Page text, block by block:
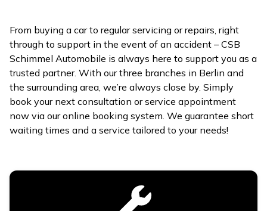
From buying a car to regular servicing or repairs, right
through to support in the event of an accident – CSB
Schimmel Automobile is always here to support you as a
trusted partner. With our three branches in Berlin and
the surrounding area, we’re always close by. Simply
book your next consultation or service appointment
now via our online booking system. We guarantee short
waiting times and a service tailored to your needs!